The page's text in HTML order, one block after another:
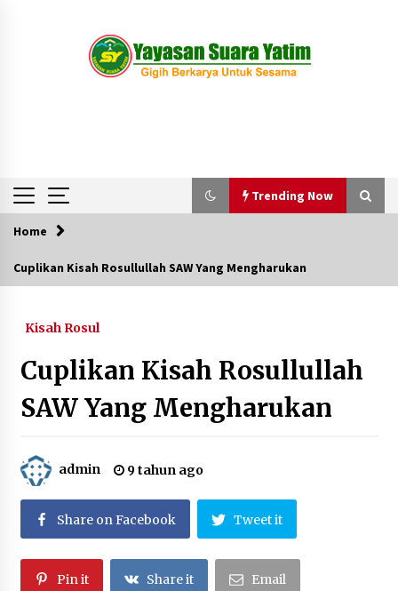
Trending Now
Trending Now
Pawai Obor Anak-anak Suara Yatim Menyambut
3 tahun ago
4 tahun ago
Santunan Bulanan ; September 2021
5 tahun ago
Home
Cuplikan Kisah Rosullullah SAW Yang Mengharukan
Kisah Rosul
Cuplikan Kisah Rosullullah
SAW Yang Mengharukan
admin 9 tahun ago
Share on Facebook Tweet it
Pin it Share it Email